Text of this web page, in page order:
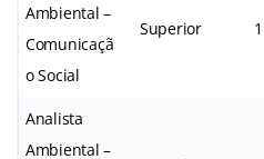
Ambiental –
Comunicaçã
o Social
Superior 1
Analista
Ambiental –